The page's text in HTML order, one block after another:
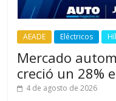
AEADE Eléctricos
Mercado
creció un 28%
4 de agosto de 2026